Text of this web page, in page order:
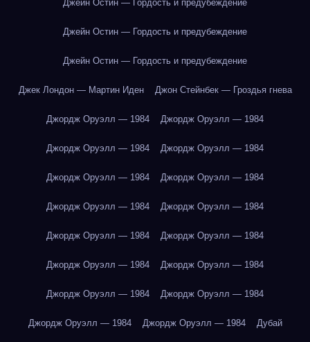
Джейн Остин — Гордость и предубеждение
Джейн Остин — Гордость и предубеждение
Джейн Остин — Гордость и предубеждение
Джек Лондон — Мартин Иден Джон Стейнбек — Гроздья гнева
Джордж Оруэлл — 1984 Джордж Оруэлл — 1984
Джордж Оруэлл — 1984 Джордж Оруэлл — 1984
Джордж Оруэлл — 1984 Джордж Оруэлл — 1984
Джордж Оруэлл — 1984 Джордж Оруэлл — 1984
Джордж Оруэлл — 1984 Джордж Оруэлл — 1984
Джордж Оруэлл — 1984 Джордж Оруэлл — 1984
Джордж Оруэлл — 1984 Джордж Оруэлл — 1984
Джордж Оруэлл — 1984 Джордж Оруэлл — 1984 Дубай